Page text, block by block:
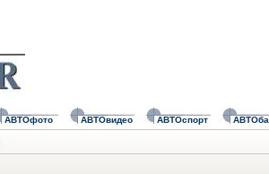
АВТОфото АВТОвидео АВТОспорт